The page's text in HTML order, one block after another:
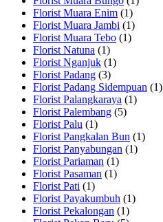
Florist Muara Enim (1)
Florist Muara Jambi (1)
Florist Muara Tebo (1)
Florist Natuna (1)
Florist Nganjuk (1)
Florist Padang (3)
Florist Padang Sidempuan (1)
Florist Palangkaraya (1)
Florist Palembang (5)
Florist Palu (1)
Florist Pangkalan Bun (1)
Florist Panyabungan (1)
Florist Pariaman (1)
Florist Pasaman (1)
Florist Pati (1)
Florist Payakumbuh (1)
Florist Pekalongan (1)